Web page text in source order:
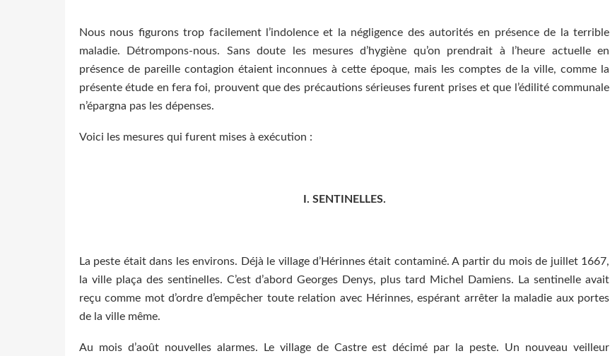
Nous nous figurons trop facilement l’indolence et la négligence des autorités en présence de la terrible
maladie. Détrompons-nous. Sans doute les mesures d’hygiène qu’on prendrait à l’heure actuelle en
présence de pareille contagion étaient inconnues à cette époque, mais les comptes de la ville, comme la
présente étude en fera foi, prouvent que des précautions sérieuses furent prises et que l’édilité communale
n’épargna pas les dépenses.
Voici les mesures qui furent mises à exécution :
I. SENTINELLES.
La peste était dans les environs. Déjà le village d’Hérinnes était contaminé. A partir du mois de juillet 1667,
la ville plaça des sentinelles. C’est d’abord Georges Denys, plus tard Michel Damiens. La sentinelle avait
reçu comme mot d’ordre d’empêcher toute relation avec Hérinnes, espérant arrêter la maladie aux portes
de la ville même.
Au mois d’août nouvelles alarmes. Le village de Castre est décimé par la peste. Un nouveau veilleur